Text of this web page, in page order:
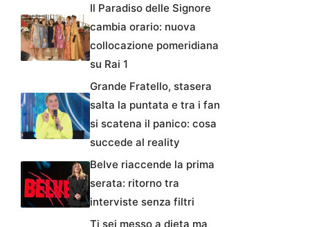
Il Paradiso delle Signore
cambia orario: nuova
collocazione pomeridiana
su Rai 1
Grande Fratello, stasera
salta la puntata e tra i fan
si scatena il panico: cosa
succede al reality
Belve riaccende la prima
serata: ritorno tra
interviste senza filtri
Ti sei messo a dieta ma